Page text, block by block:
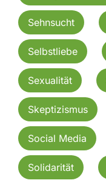
Sehnsucht
Selbstliebe
Sexualität
Skeptizismus
Social Media
Solidarität